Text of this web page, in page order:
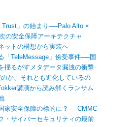
Trust」の始まり──Palo Alto ×
の安全保障アーキテクチャ
ットの構想から実装へ
「TeleMessage」傍受事件──国
揺るがすメタデータ漏洩の衝撃
か、それとも進化しているの
講演から読み解くランサム
家安全保障の標的に？──CMMC
・サイバーセキュリティの最前